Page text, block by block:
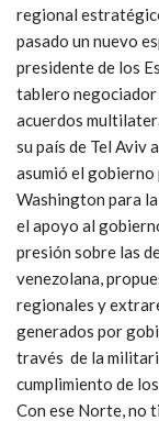
regional
pasado un nuevo
presidente de los
tablero negociador
acuerdos
su país de Tel Aviv
asumió el
Washington para
el apoyo al
presión sobre las
venezolana,
regionales y
generados por
través de la
cumplimiento de
Con ese Norte, no